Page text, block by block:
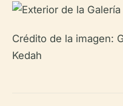
Crédito de la imagen:
Kedah